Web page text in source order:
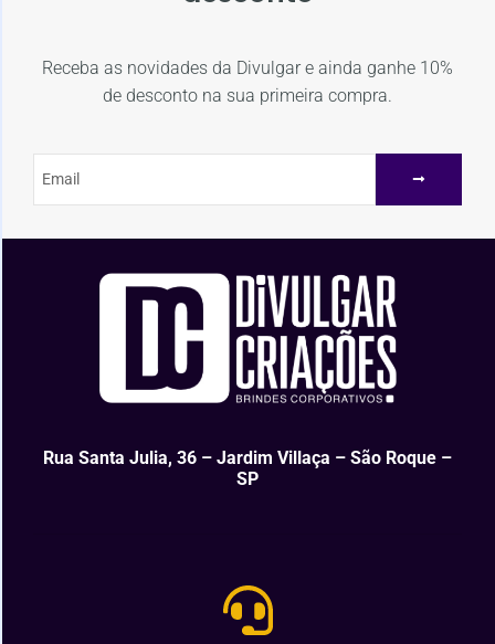
Receba as novidades da Divulgar e ainda ganhe 10%
de desconto na sua primeira compra.
Rua Santa Julia, 36 – Jardim Villaça – São Roque –
SP